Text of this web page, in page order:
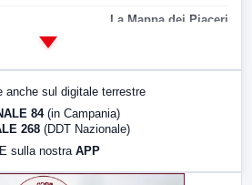
La Mappa dei Piaceri
LabNews (replica)
anche sul digitale terrestre
84 (in Campania)
268 (DDT Nazionale)
E sulla nostra APP